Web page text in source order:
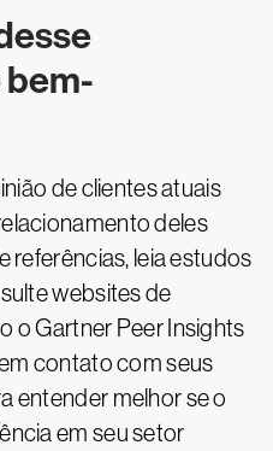
de clientes atuais
deles
referências, leia estudos
websites de
o Gartner Peer Insights
contato com seus
entender melhor se o
em seu setor